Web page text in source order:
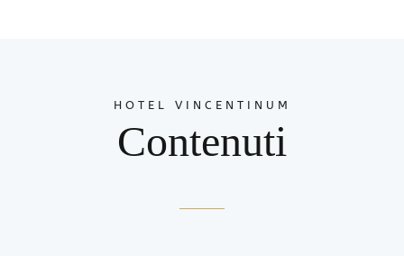
HOTEL VINCENTINUM
Contenuti